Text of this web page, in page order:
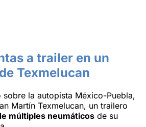
a trailer en un
Texmelucan
sobre la autopista México-Puebla,
Martín Texmelucan, un trailero
múltiples neumáticos de su